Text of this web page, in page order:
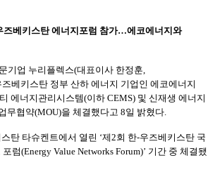
즈베키스탄 에너지포럼 참가…에코에너지와
기업 누리플렉스(대표이사 한정훈,
베키스탄 정부 산하 에너지 기업인 에코에너지
에너지관리시스템(이하 CEMS) 및 신재생 에너지
무협약(MOU)을 체결했다고 8일 밝혔다.
탄 타슈켄트에서 열린 ‘제2회 한-우즈베키스탄 국
포럼(Energy Value Networks Forum)’ 기간 중 체결됐